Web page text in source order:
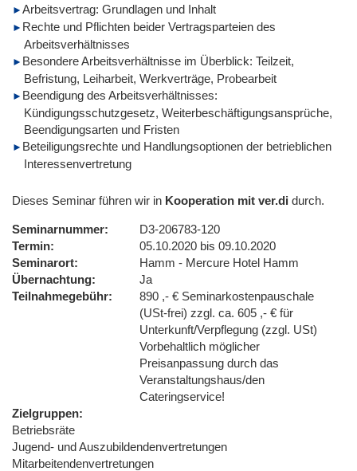
Arbeitsvertrag: Grundlagen und Inhalt
Rechte und Pflichten beider Vertragsparteien des
Arbeitsverhältnisses
Besondere Arbeitsverhältnisse im Überblick: Teilzeit,
Befristung, Leiharbeit, Werkverträge, Probearbeit
Beendigung des Arbeitsverhältnisses:
Kündigungsschutzgesetz, Weiterbeschäftigungsansprüche,
Beendigungsarten und Fristen
Beteiligungsrechte und Handlungsoptionen der betrieblichen
Interessenvertretung
Dieses Seminar führen wir in Kooperation mit ver.di durch.
Seminarnummer
D3-206783-120
Termin
05.10.2020 bis 09.10.2020
Seminarort
Hamm - Mercure Hotel Hamm
Übernachtung
Ja
Teilnahmegebühr
890 ,- € Seminarkostenpauschale
(USt-frei) zzgl. ca. 605 ,- € für
Unterkunft/Verpflegung (zzgl. USt)
Vorbehaltlich möglicher
Preisanpassung durch das
Veranstaltungshaus/den
Cateringservice!
Zielgruppen
Betriebsräte
Jugend- und Auszubildendenvertretungen
Mitarbeitendenvertretungen